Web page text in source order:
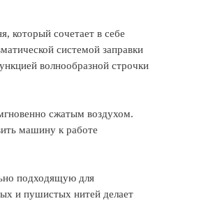
который сочетает в себе
системой заправки
волнообразной строчки
сжатым воздухом.
машину к работе
подходящую для
и пушистых нитей делает